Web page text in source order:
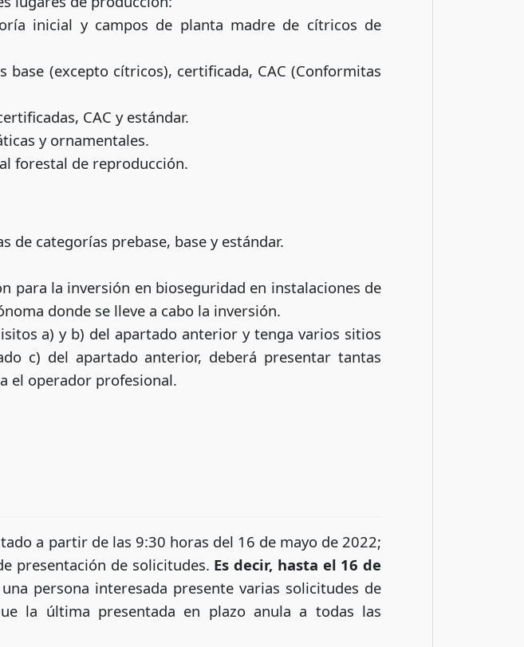
inicial y campos de planta madre de cítricos de
(excepto cítricos), certificada, CAC (Conformitas
CAC y estándar.
y ornamentales.
forestal de reproducción.
de categorías prebase, base y estándar.
para la inversión en bioseguridad en instalaciones de
donde se lleve a cabo la inversión.
a) y b) del apartado anterior y tenga varios sitios
c) del apartado anterior, deberá presentar tantas
el operador profesional.
a partir de las 9:30 horas del 16 de mayo de 2022;
presentación de solicitudes. Es decir, hasta el 16 de
persona interesada presente varias solicitudes de
la última presentada en plazo anula a todas las